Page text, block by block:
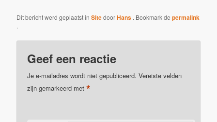
Dit bericht werd geplaatst inSitedoorHans . Bookmark depermalink
.
Geef een reactie
Je e-mailadres wordt niet gepubliceerd. Vereiste velden
zijn gemarkeerd met*